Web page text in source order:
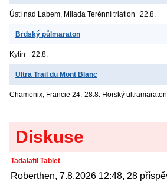
Ústí nad Labem, Milada Terénní triatlon 22.8.
Brdský půlmaraton
Kytín 22.8.
Ultra Trail du Mont Blanc
Chamonix, Francie 24.-28.8. Horský ultramaraton
Diskuse
Tadalafil Tablet
Roberthen, 7.8.2026 12:48, 28